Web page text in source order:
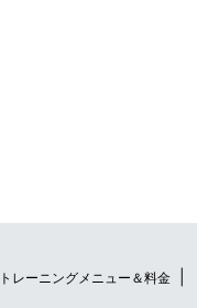
トレーニングメニュー＆料金